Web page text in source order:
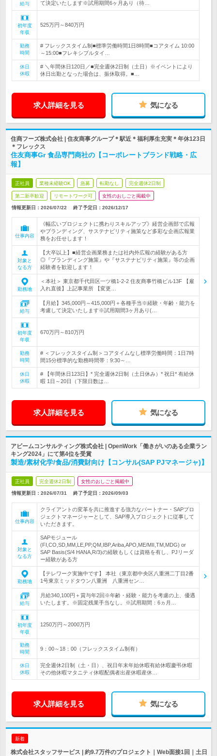
給与 て決定いたします※試用期間6ヶ月あり（待…
初年度
年収
525万円～840万円
勤務
時間
# フレックスタイム制■標準労働時間1日8時間■コアタイム 10:00
～15:00■フレキシブルタイ…
休日
休暇
# ＼年間休日120日／■完全週休2日制（土日）※イベントにより
休日出勤となった場合は、振休取得。■…
求人詳細を見る 気になる
住商フーズ株式会社 | 住友商事グループ＊駅近＊福利厚生充実＊年休123日
＊フレックス
住友商事Gr 食品専門商社の【コーポレートブランド戦略・広
報】
正社員 業種未経験OK 急募 転勤なし 完全週休2日制
第二新卒歓迎 リモートワーク可 女性のおしごと掲載中
情報更新日：2026/07/22 終了予定日： 2026/12/17
仕事内容
《幅広いプロジェクトに携わりスキルアップ》経営企画部で広報
やブランディング、サステナビリティ施策など多彩な企画広報業
務をお任せします！
対象と
なる方
【大卒以上】■経営企画業務または社内外広報の経験がある方
◎『ブランディング施策』や『サステナビリティ施策』等の企画
経験者を歓迎します！
勤務地
＜本社＞ 東京都千代田区一ツ橋1-2-2 住友商事竹橋ビル13F 【雇
入れ直後】上記事業所 【変更…
給与
【月給】345,000円～415,000円＋各種手当※経験・年齢・能力を
考慮して決定いたします※試用期間3ヶ月あり(…
初年度
年収
670万円～810万円
勤務
時間
# ＜フレックスタイム制＞コアタイムなし標準労働時間：1日7時
間15分標準的な勤務時間帯：9:30～…
休日
休暇
# 【年間休日123日】* 完全週休2日制（土日休み）* 祝日* 有給休
暇 1日～20日（下限日数は…
求人詳細を見る 気になる
アビームコンサルティング株式会社 | OpenWork「働きがいのある企業ラン
キング2024」にて第4位を受賞
製造/素材化学/食品/消費財向け【コンサル(SAP PJマネージャ)】
正社員 完全週休2日制 女性のおしごと掲載中
情報更新日：2026/07/31 終了予定日： 2026/09/03
仕事内容
クライアントの変革を共に推進する強力なパートナー・SAPプロ
ジェクトマネージャーとして、SAP導入プロジェクトに従事して
いただきます。
対象と
なる方
SAPモジュール
(FI,CO,SD,MM,LE,PP,QM,IBP,Ariba,APO,ME/MII,TM,MDG) or
SAP Basis(S/4 HANA,R/3)の経験もしくは資格を有し、PJリーダ
ー経験がある方
勤務地
【テレワーク実施中です】 本社（東京都中央区八重洲二丁目2番
1号東京ミッドタウン八重洲 八重洲セン…
給与
月給340,100円＋賞与年2回※年齢・経験・能力を考慮の上、優遇
いたします。※固定残業手当なし。※試用期間：6ヵ月…
初年度
年収
1250万円～2000万円
勤務
時間
9：00～18：00（フレックスタイム制有）
休日
休暇
完全週休2日制（土・日）、祝日年末年始休暇有給休暇慶弔休暇
その他休暇マタニティ休暇配偶者出産休暇産休…
求人詳細を見る 気になる
新着
株式会社スタッフサービス | 約9.7万件のプロジェクト｜Web面接1回｜土日